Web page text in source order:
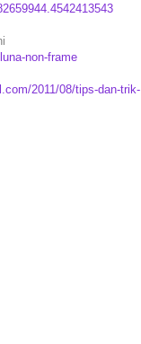
non-frame
2011/08/tips-dan-trik-